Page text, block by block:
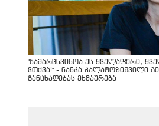
"სა­მარ­ცხვი­ნოა ეს ყვე­ლა­ფე­რი,
ვთქვა!" - ნანკა კალატოზიშვილი
განცხადებას ეხმაურება